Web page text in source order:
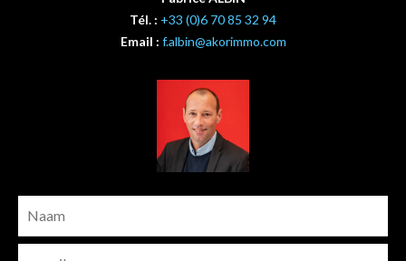
Tél. : +33 (0)6 70 85 32 94
Email : f.albin@akorimmo.com